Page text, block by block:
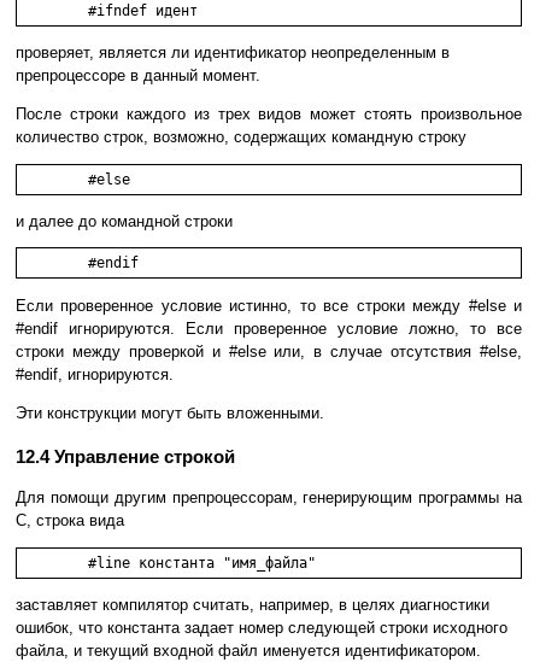
проверяет, является ли идентификатор неопределенным в
препроцессоре в данный момент.
После строки каждого из трех видов может стоять произвольное
количество строк, возможно, содержащих командную строку
и далее до командной строки
Если проверенное условие истинно, то все строки между #else и
#endif игнорируются. Если проверенное условие ложно, то все
строки между проверкой и #else или, в случае отсутствия #else,
#endif, игнорируются.
Эти конструкции могут быть вложенными.
12.4 Управление строкой
Для помощи другим препроцессорам, генерирующим программы на
C, строка вида
заставляет компилятор считать, например, в целях диагностики
ошибок, что константа задает номер следующей строки исходного
файла, и текущий входной файл именуется идентификатором.